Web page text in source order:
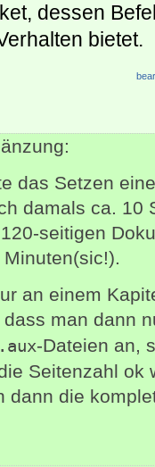
dessen
bietet.
das Setzen
damals ca. 10
seitigen
an einem
man dann
.aux-Dateien an,
Seitenzahl ok
dann die